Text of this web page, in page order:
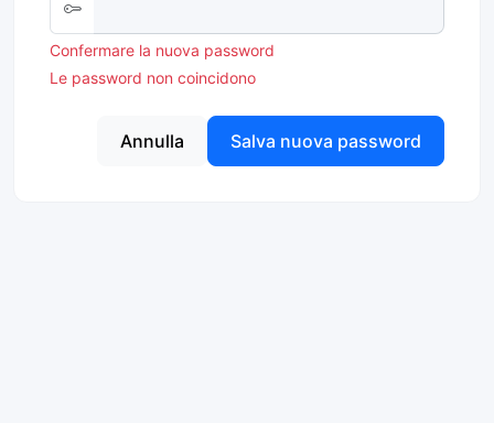
Confermare la nuova password
Le password non coincidono
Annulla